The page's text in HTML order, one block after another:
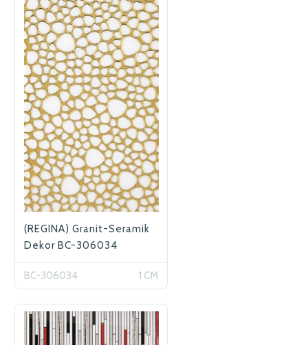
(REGINA) Granit-Seramik
Dekor BC-306034
BC-306034 1 CM